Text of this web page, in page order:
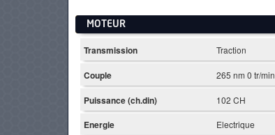
MOTEUR
Transmission Traction
Couple 265 nm 0 tr/min
Puissance (ch.din) 102 CH
Energie Electrique